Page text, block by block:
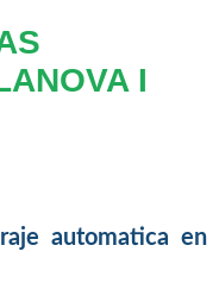
I
automatica en